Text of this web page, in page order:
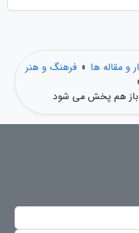
و مقاله ها » فرهنگ و هنر
باز هم پخش می شود